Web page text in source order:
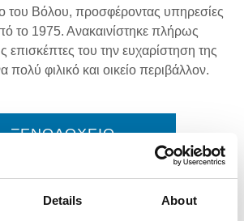
Details About
του Βόλου, προσφέροντας υπηρεσίες
το 1975. Ανακαινίστηκε πλήρως
επισκέπτες του την ευχαρίστηση της
πολύ φιλικό και οικείο περιβάλλον.
ΞΕΝΟΔΟΧΕΙΟ